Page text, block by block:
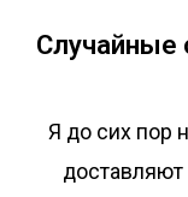
Случайные
Я до сих пор